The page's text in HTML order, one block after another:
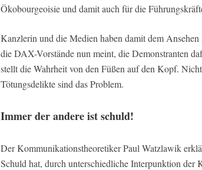
Ökobourgeoisie und damit auch für die
Kanzlerin und die Medien haben damit dem
die DAX-Vorstände nun meint, die Demonstranten
stellt die Wahrheit von den Füßen auf den Kopf.
Tötungsdelikte sind das Problem.
Immer der andere ist schuld!
Der Kommunikationstheoretiker Paul Watzlawik
Schuld hat, durch unterschiedliche Interpunktion